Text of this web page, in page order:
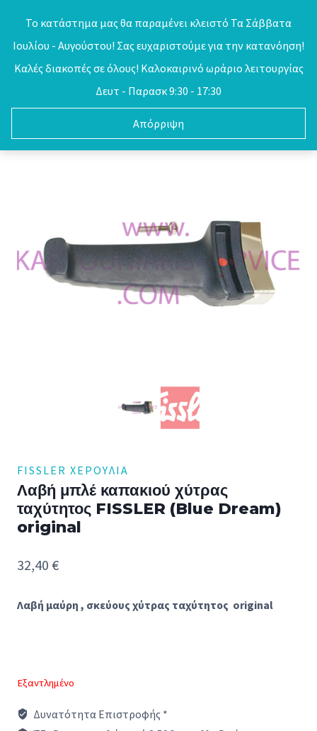
Το κατάστημα μας θα παραμένει κλειστό Τα Σάββατα
Ιουλίου - Αυγούστου! Σας ευχαριστούμε για την κατανόηση!
Καλές διακοπές σε όλους! Καλοκαιρινό ωράριο λειτουργίας
Δευτ - Παρασκ 9:30 - 17:30
Απόρριψη
0
FISSLER ΧΕΡΟΎΛΙΑ
Λαβή μπλέ καπακιού χύτρας
ταχύτητος FISSLER (Blue Dream)
original
32,40 €
Λαβή μαύρη , σκεύους χύτρας ταχύτητος original
Εξαντλημένο
Δυνατότητα Επιστροφής *